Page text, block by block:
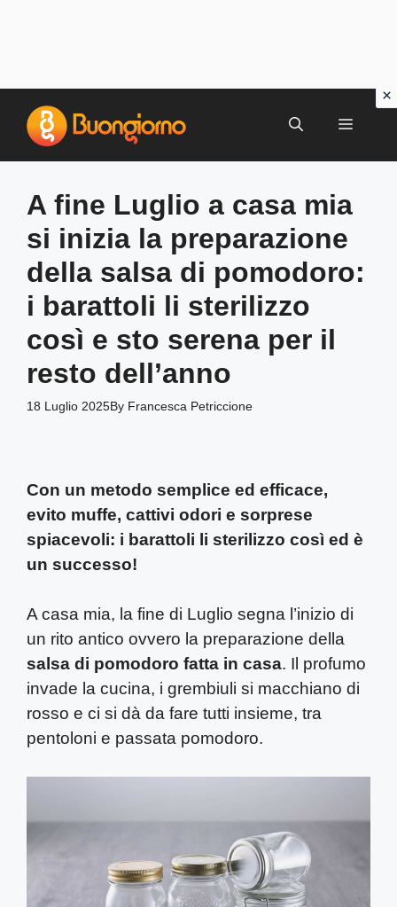
contenuto
MENU
A fine Luglio a casa mia
si inizia la preparazione
della salsa di pomodoro:
i barattoli li sterilizzo
così e sto serena per il
resto dell’anno
18 Luglio 2025By Francesca Petriccione
Con un metodo semplice ed efficace,
evito muffe, cattivi odori e sorprese
spiacevoli: i barattoli li sterilizzo così ed è
un successo!
A casa mia, la fine di Luglio segna l’inizio di
un rito antico ovvero la preparazione della
salsa di pomodoro fatta in casa. Il profumo
invade la cucina, i grembiuli si macchiano di
rosso e ci si dà da fare tutti insieme, tra
pentoloni e passata pomodoro.